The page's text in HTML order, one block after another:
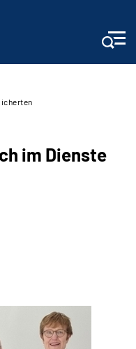
im Dienste